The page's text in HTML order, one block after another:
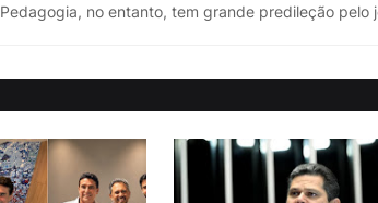
Pedagogia, no entanto, tem grande predileção pelo